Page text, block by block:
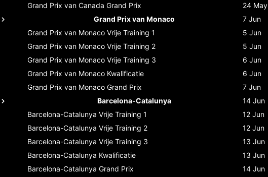
Grand Prix van Canada Grand Prix 24 May
Grand Prix van Monaco
7 Jun
Grand Prix van Monaco Vrije Training 1 5 Jun
Grand Prix van Monaco Vrije Training 2 5 Jun
Grand Prix van Monaco Vrije Training 3 6 Jun
Grand Prix van Monaco Kwalificatie 6 Jun
Grand Prix van Monaco Grand Prix 7 Jun
Barcelona-Catalunya
14 Jun
Barcelona-Catalunya Vrije Training 1 12 Jun
Barcelona-Catalunya Vrije Training 2 12 Jun
Barcelona-Catalunya Vrije Training 3 13 Jun
Barcelona-Catalunya Kwalificatie 13 Jun
Barcelona-Catalunya Grand Prix 14 Jun